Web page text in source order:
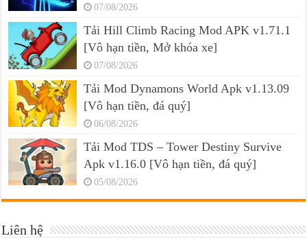
07/08/2026
Tải Hill Climb Racing Mod APK v1.71.1
[Vô hạn tiền, Mở khóa xe]
07/08/2026
Tải Mod Dynamons World Apk v1.13.09
[Vô hạn tiền, đá quý]
06/08/2026
Tải Mod TDS – Tower Destiny Survive
Apk v1.16.0 [Vô hạn tiền, đá quý]
05/08/2026
Liên hệ